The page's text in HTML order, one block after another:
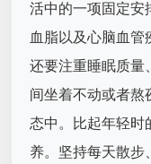
活中的一项固定安
血脂以及心脑血管
还要注重睡眠质量
间坐着不动或者熬
态中。比起年轻时
养。坚持每天散步